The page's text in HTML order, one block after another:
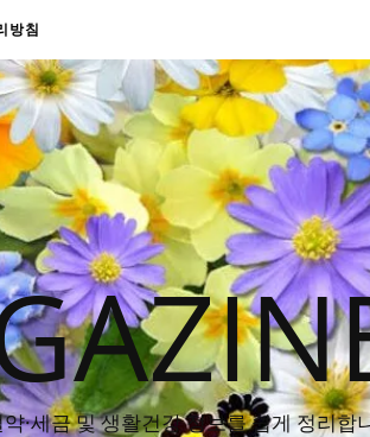
방침
·세금 및 생활건강 정보를 쉽게 정리합